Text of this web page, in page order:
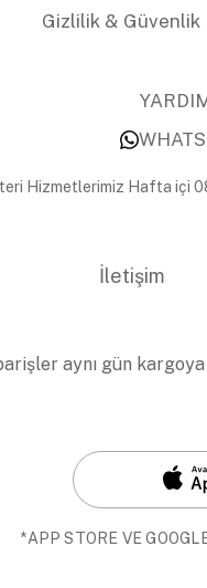
Gizlilik & Güvenlik
Hizmetlerimiz Hafta içi
İletişim
aynı gün
*APP STORE VE